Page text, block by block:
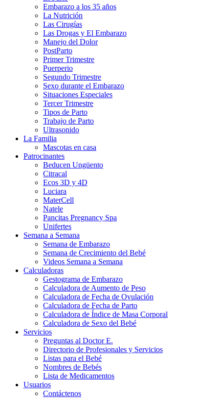
Embarazo a los 35 años
La Nutrición
Las Cirugías
Las Drogas y El Embarazo
Manejo del Dolor
PostParto
Primer Trimestre
Puerperio
Segundo Trimestre
Sexo durante el Embarazo
Situaciones Especiales
Tercer Trimestre
Tipos de Parto
Trabajo de Parto
Ultrasonido
La Familia
Mascotas en casa
Patrocinantes
Beducen Ungüento
Citracal
Ecos 3D y 4D
Luciara
MaterCell
Natele
Pancitas Pregnancy Spa
Unifertes
Semana a Semana
Semana de Embarazo
Semana de Crecimiento del Bebé
Videos Semana a Semana
Calculadoras
Gestograma de Embarazo
Calculadora de Aumento de Peso
Calculadora de Fecha de Ovulación
Calculadora de Fecha de Parto
Calculadora de Índice de Masa Corporal
Calculadora de Sexo del Bebé
Servicios
Preguntas al Doctor E.
Directorio de Profesionales y Servicios
Listas para el Bebé
Nombres de Bebés
Lista de Medicamentos
Usuarios
Contáctenos